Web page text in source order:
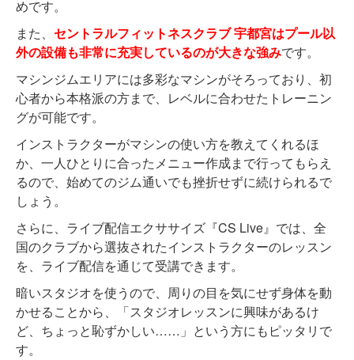
めです。
また、 セントラルフィットネスクラブ 宇都宮はプール以
外の設備も非常に充実しているのが大きな強みです。
マシンジムエリアには多彩なマシンがそろっており、初
心者から本格派の方まで、レベルに合わせたトレーニン
グが可能です。
インストラクターがマシンの使い方を教えてくれるほ
か、一人ひとりに合ったメニュー作成まで行ってもらえ
るので、始めてのジム通いでも挫折せずに続けられるで
しょう。
さらに、ライブ配信エクササイズ『CS Live』では、全
国のクラブから選抜されたインストラクターのレッスン
を、ライブ配信を通じて受講できます。
暗いスタジオを使うので、周りの目を気にせず身体を動
かせることから、「スタジオレッスンに興味があるけ
ど、ちょっと恥ずかしい……」という方にもピッタリで
す。